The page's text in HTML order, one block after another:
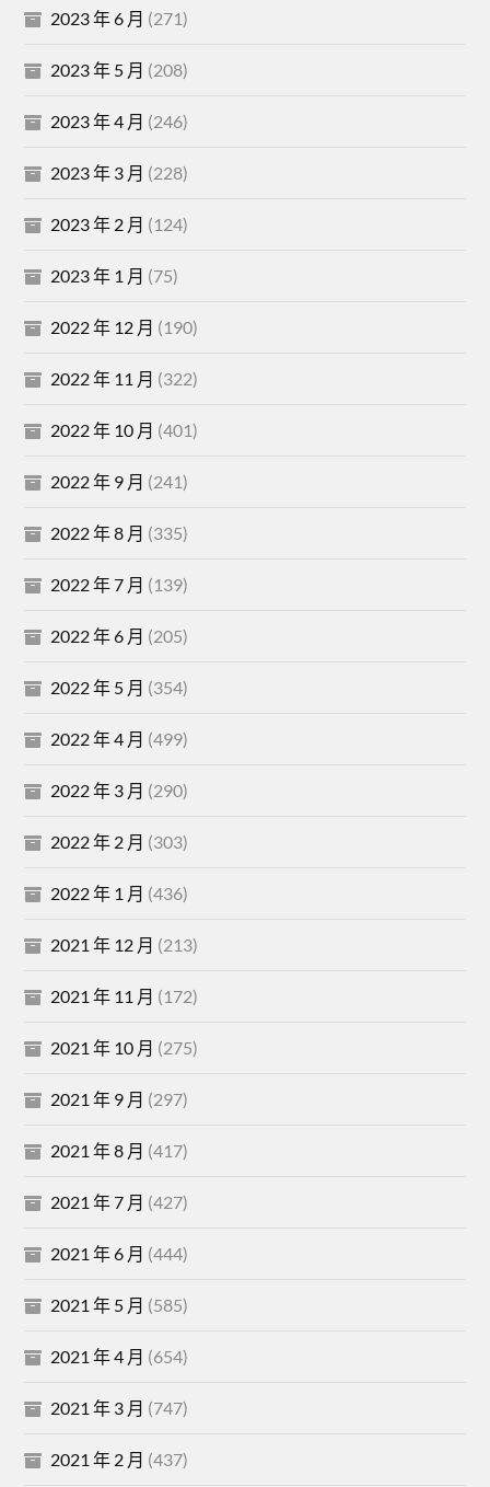
2023 年 6 月 (271)
2023 年 5 月 (208)
2023 年 4 月 (246)
2023 年 3 月 (228)
2023 年 2 月 (124)
2023 年 1 月 (75)
2022 年 12 月 (190)
2022 年 11 月 (322)
2022 年 10 月 (401)
2022 年 9 月 (241)
2022 年 8 月 (335)
2022 年 7 月 (139)
2022 年 6 月 (205)
2022 年 5 月 (354)
2022 年 4 月 (499)
2022 年 3 月 (290)
2022 年 2 月 (303)
2022 年 1 月 (436)
2021 年 12 月 (213)
2021 年 11 月 (172)
2021 年 10 月 (275)
2021 年 9 月 (297)
2021 年 8 月 (417)
2021 年 7 月 (427)
2021 年 6 月 (444)
2021 年 5 月 (585)
2021 年 4 月 (654)
2021 年 3 月 (747)
2021 年 2 月 (437)